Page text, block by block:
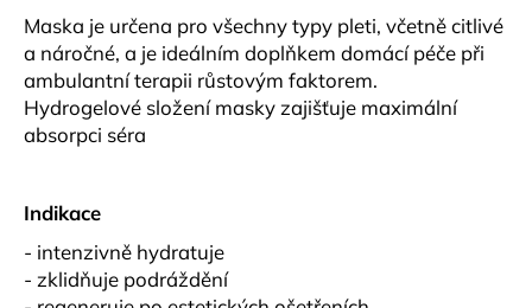
Maska je určena pro všechny typy pleti, včetně citlivé
a náročné, a je ideálním doplňkem domácí péče při
ambulantní terapii růstovým faktorem.
Hydrogelové složení masky zajišťuje maximální
absorpci séra
Indikace
- intenzivně hydratuje
- zklidňuje podráždění
D
o
p
o
r
č
u
j
e